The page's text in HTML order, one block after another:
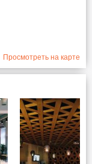
Просмотреть на карте